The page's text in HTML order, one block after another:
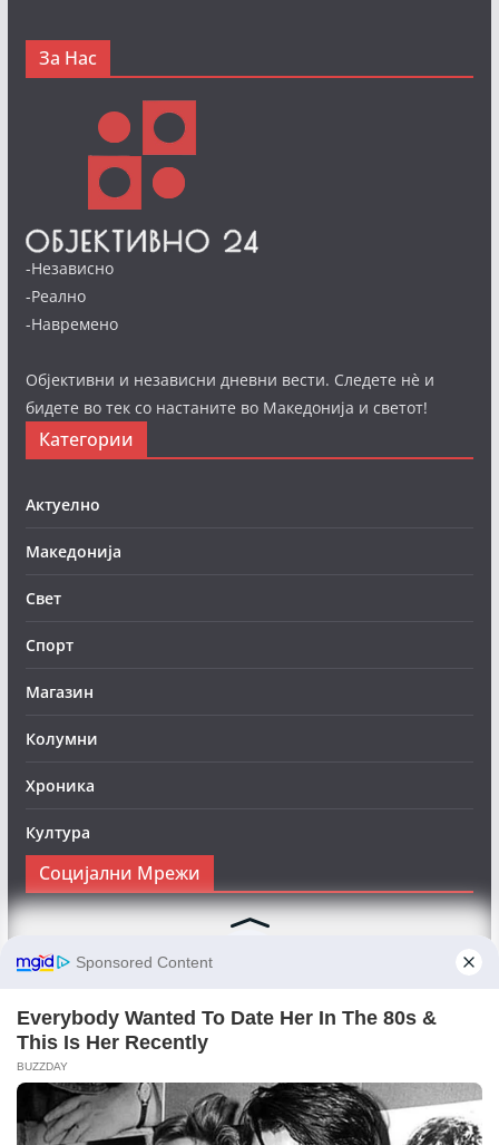
За Нас
-Независно
-Реално
-Навремено
Објективни и независни дневни вести. Следете нè и
бидете во тек со настаните во Македонија и светот!
Категории
Актуелно
Македонија
Свет
Спорт
Магазин
Колумни
Хроника
Култура
Социјални Мрежи
Следете нè на Фејсбук за да сте во тек со најновите